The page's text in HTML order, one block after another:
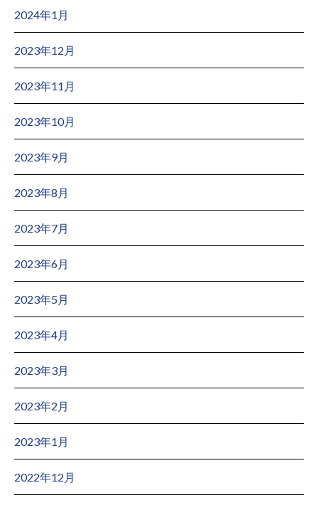
2024年1月
2023年12月
2023年11月
2023年10月
2023年9月
2023年8月
2023年7月
2023年6月
2023年5月
2023年4月
2023年3月
2023年2月
2023年1月
2022年12月